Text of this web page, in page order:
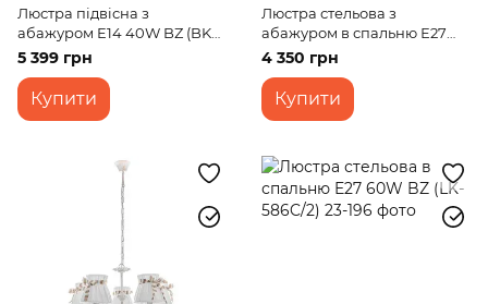
Люстра підвісна з
абажуром E14 40W BZ (BKL-
598S/5)
5 399 грн
Купити
Люстра стельова з
абажуром в спальню Е27
60W CH (BKL-728C/5)
4 350 грн
Купити